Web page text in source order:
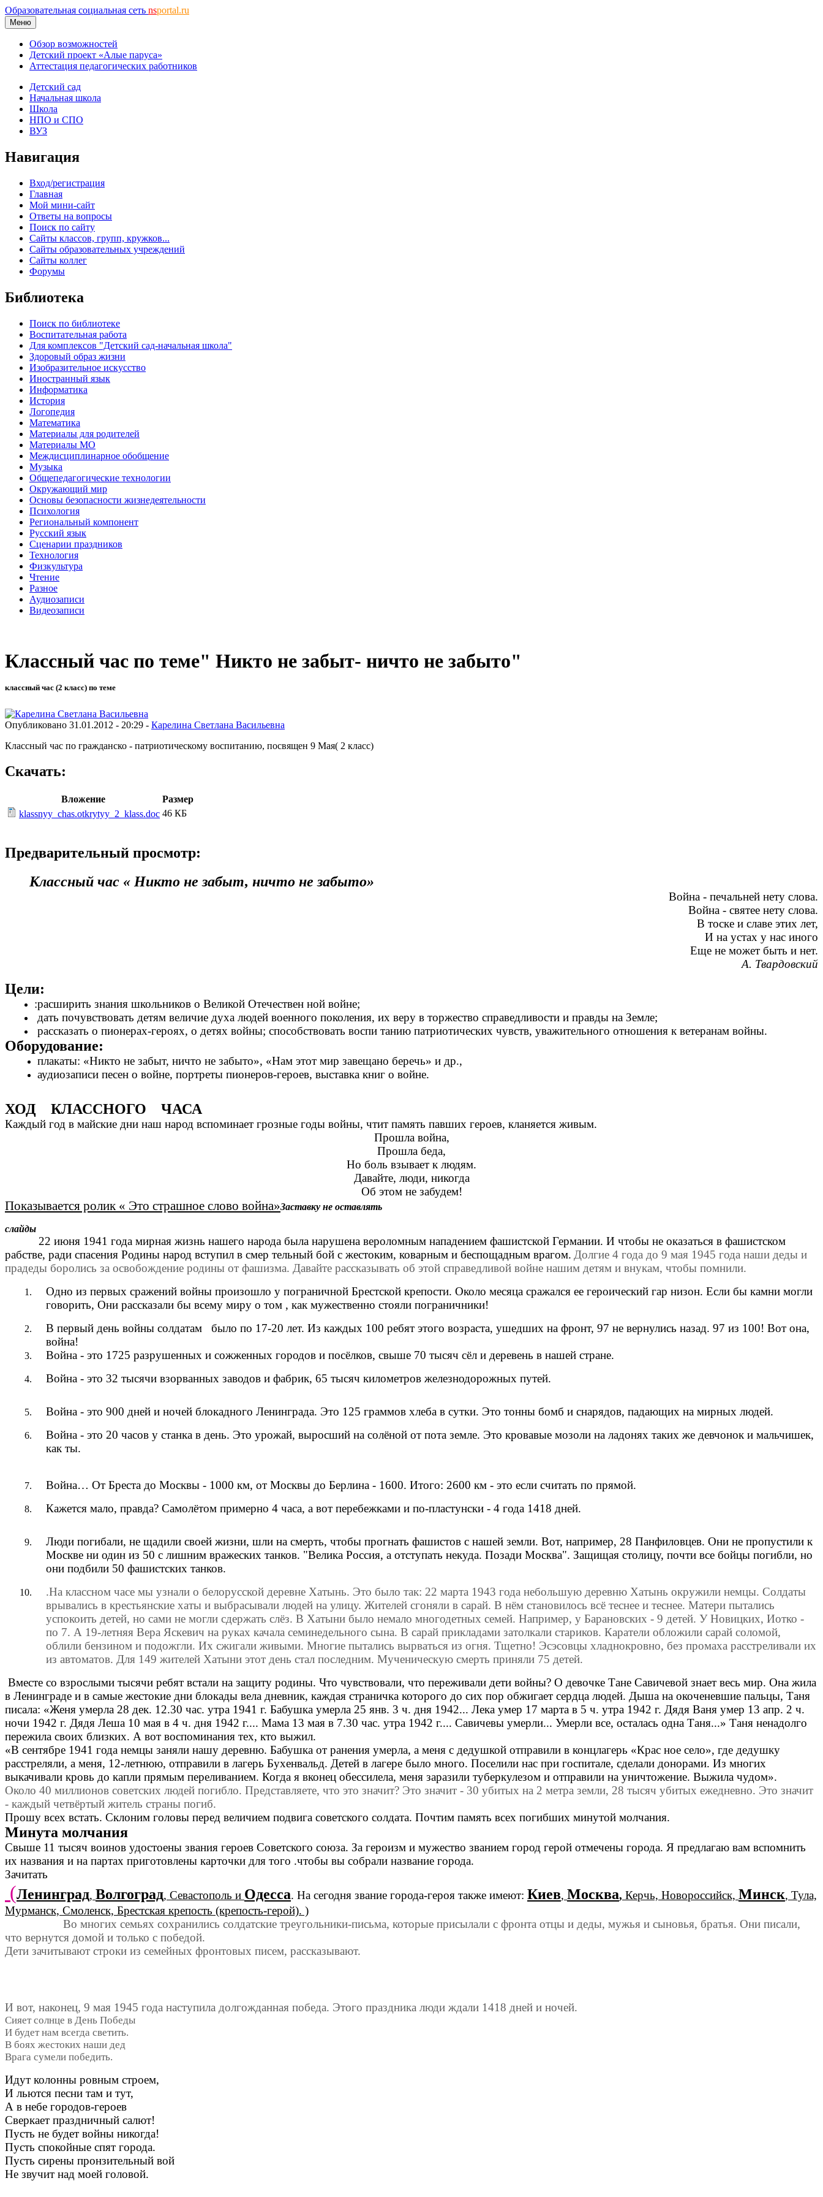
Образовательная социальная сеть nsportal.ru
Меню
Обзор возможностей
Детский проект «Алые паруса»
Аттестация педагогических работников
Детский сад
Начальная школа
Школа
НПО и СПО
ВУЗ
Навигация
Вход/регистрация
Главная
Мой мини-сайт
Ответы на вопросы
Поиск по сайту
Сайты классов, групп, кружков...
Сайты образовательных учреждений
Сайты коллег
Форумы
Библиотека
Поиск по библиотеке
Воспитательная работа
Для комплексов "Детский сад-начальная школа"
Здоровый образ жизни
Изобразительное искусство
Иностранный язык
Информатика
История
Логопедия
Математика
Материалы для родителей
Материалы МО
Междисциплинарное обобщение
Музыка
Общепедагогические технологии
Окружающий мир
Основы безопасности жизнедеятельности
Психология
Региональный компонент
Русский язык
Сценарии праздников
Технология
Физкультура
Чтение
Разное
Аудиозаписи
Видеозаписи
Классный час по теме" Никто не забыт- ничто не забыто"
классный час (2 класс) по теме
Опубликовано 31.01.2012 - 20:29 - Карелина Светлана Васильевна
Классный час по гражданско - патриотическому воспитанию, посвящен 9 Мая( 2 класс)
Скачать:
Вложение
Размер
klassnyy_chas.otkrytyy_2_klass.doc 46 КБ
Предварительный просмотр:
Классный час « Никто не забыт, ничто не забыто»
Война - печальней нету слова.
Война - святее нету слова.
В тоске и славе этих лет,
И на устах у нас иного
Еще не может быть и нет.
А. Твардовский
Цели:
:расширить знания школьников о Великой Отечествен ной войне;
дать почувствовать детям величие духа людей военного поколения, их веру в торжество справедливости и правды на Земле;
рассказать о пионерах-героях, о детях войны; способствовать воспи танию патриотических чувств, уважительного отношения к ветеранам войны.
Оборудование:
плакаты: «Никто не забыт, ничто не забыто», «Нам этот мир завещано беречь» и др.,
аудиозаписи песен о войне, портреты пионеров-героев, выставка книг о войне.
ХОД КЛАССНОГО ЧАСА
Каждый год в майские дни наш народ вспоминает грозные годы войны, чтит память павших героев, кланяется живым.
Прошла война,
Прошла беда,
Но боль взывает к людям.
Давайте, люди, никогда
Об этом не забудем!
Показывается ролик « Это страшное слово война»Заставку не оставлять
слайды
22 июня 1941 года мирная жизнь нашего народа была нарушена вероломным нападением фашистской Германии. И чтобы не оказаться в фашистском
рабстве, ради спасения Родины народ вступил в смер тельный бой с жестоким, коварным и беспощадным врагом. Долгие 4 года до 9 мая 1945 года наши деды и
прадеды боролись за освобождение родины от фашизма. Давайте рассказывать об этой справедливой войне нашим детям и внукам, чтобы помнили.
Одно из первых сражений войны произошло у пограничной Брестской крепости. Около месяца сражался ее героический гар низон. Если бы камни могли
говорить, Они рассказали бы всему миру о том , как мужественно стояли пограничники!
В первый день войны солдатам было по 17-20 лет. Из каждых 100 ребят этого возраста, ушедших на фронт, 97 не вернулись назад. 97 из 100! Вот она,
война!
Война - это 1725 разрушенных и сожженных городов и посёлков, свыше 70 тысяч сёл и деревень в нашей стране.
Война - это 32 тысячи взорванных заводов и фабрик, 65 тысяч километров железнодорожных путей.
Война - это 900 дней и ночей блокадного Ленинграда. Это 125 граммов хлеба в сутки. Это тонны бомб и снарядов, падающих на мирных людей.
Война - это 20 часов у станка в день. Это урожай, выросший на солёной от пота земле. Это кровавые мозоли на ладонях таких же девчонок и мальчишек,
как ты.
Война… От Бреста до Москвы - 1000 км, от Москвы до Берлина - 1600. Итого: 2600 км - это если считать по прямой.
Кажется мало, правда? Самолётом примерно 4 часа, а вот перебежками и по-пластунски - 4 года 1418 дней.
Люди погибали, не щадили своей жизни, шли на смерть, чтобы прогнать фашистов с нашей земли. Вот, например, 28 Панфиловцев. Они не пропустили к
Москве ни один из 50 с лишним вражеских танков. "Велика Россия, а отступать некуда. Позади Москва". Защищая столицу, почти все бойцы погибли, но
они подбили 50 фашистских танков.
.На классном часе мы узнали о белорусской деревне Хатынь. Это было так: 22 марта 1943 года небольшую деревню Хатынь окружили немцы. Солдаты
врывались в крестьянские хаты и выбрасывали людей на улицу. Жителей сгоняли в сарай. В нём становилось всё теснее и теснее. Матери пытались
успокоить детей, но сами не могли сдержать слёз. В Хатыни было немало многодетных семей. Например, у Барановских - 9 детей. У Новицких, Иотко -
по 7. А 19-летняя Вера Яскевич на руках качала семинедельного сына. В сарай прикладами затолкали стариков. Каратели обложили сарай соломой,
облили бензином и подожгли. Их сжигали живыми. Многие пытались вырваться из огня. Тщетно! Эсэсовцы хладнокровно, без промаха расстреливали их
из автоматов. Для 149 жителей Хатыни этот день стал последним. Мученическую смерть приняли 75 детей.
Вместе со взрослыми тысячи ребят встали на защиту родины. Что чувствовали, что переживали дети войны? О девочке Тане Савичевой знает весь мир. Она жила
в Ленинграде и в самые жестокие дни блокады вела дневник, каждая страничка которого до сих пор обжигает сердца людей. Дыша на окоченевшие пальцы, Таня
писала: «Женя умерла 28 дек. 12.30 час. утра 1941 г. Бабушка умерла 25 янв. 3 ч. дня 1942... Лека умер 17 марта в 5 ч. утра 1942 г. Дядя Ваня умер 13 апр. 2 ч.
ночи 1942 г. Дядя Леша 10 мая в 4 ч. дня 1942 г.... Мама 13 мая в 7.30 час. утра 1942 г.... Савичевы умерли... Умерли все, осталась одна Таня...» Таня ненадолго
пережила своих близких. А вот воспоминания тех, кто выжил.
«В сентябре 1941 года немцы заняли нашу деревню. Бабушка от ранения умерла, а меня с дедушкой отправили в концлагерь «Крас ное село», где дедушку
расстреляли, а меня, 12-летнюю, отправили в лагерь Бухенвальд. Детей в лагере было много. Поселили нас при госпитале, сделали донорами. Из многих
выкачивали кровь до капли прямым переливанием. Когда я вконец обессилела, меня заразили туберкулезом и отправили на уничтожение. Выжила чудом».
Около 40 миллионов советских людей погибло. Представляете, что это значит? Это значит - 30 убитых на 2 метра земли, 28 тысяч убитых ежедневно. Это значит
- каждый четвёртый житель страны погиб.
Прошу всех встать. Склоним головы перед величием подвига советского солдата. Почтим память всех погибших минутой молчания.
Минута молчания
Свыше 11 тысяч воинов удостоены звания героев Советского союза. За героизм и мужество званием город герой отмечены города. Я предлагаю вам вспомнить
их названия и на партах приготовлены карточки для того .чтобы вы собрали название города.
Зачитать
(Ленинград, Волгоград, Севастополь и Одесса. На сегодня звание города-героя также имеют: Киев, Москва, Керчь, Новороссийск, Минск, Тула,
Мурманск, Смоленск, Брестская крепость (крепость-герой). )
Во многих семьях сохранились солдатские треугольники-письма, которые присылали с фронта отцы и деды, мужья и сыновья, братья. Они писали,
что вернутся домой и только с победой.
Дети зачитывают строки из семейных фронтовых писем, рассказывают.
И вот, наконец, 9 мая 1945 года наступила долгожданная победа. Этого праздника люди ждали 1418 дней и ночей.
Сияет солнце в День Победы
И будет нам всегда светить.
В боях жестоких наши дед
Врага сумели победить.
Идут колонны ровным строем,
И льются песни там и тут,
А в небе городов-героев
Сверкает праздничный салют!
Пусть не будет войны никогда!
Пусть спокойные спят города.
Пусть сирены пронзительный вой
Не звучит над моей головой.